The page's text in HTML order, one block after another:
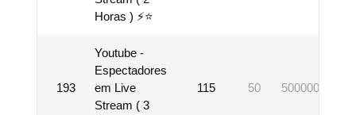
Horas ) ⚡⭐
193
Youtube -
Espectadores
em Live
Stream ( 3
115 50 500000